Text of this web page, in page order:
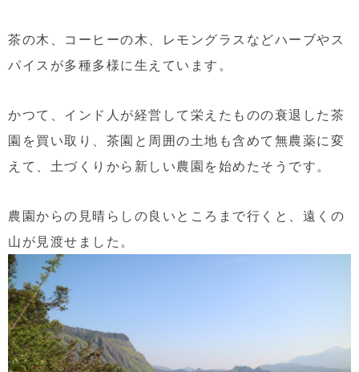
茶の木、コーヒーの木、レモングラスなどハーブやス
パイスが多種多様に生えています。
かつて、インド人が経営して栄えたものの衰退した茶
園を買い取り、茶園と周囲の土地も含めて無農薬に変
えて、土づくりから新しい農園を始めたそうです。
農園からの見晴らしの良いところまで行くと、遠くの
山が見渡せました。